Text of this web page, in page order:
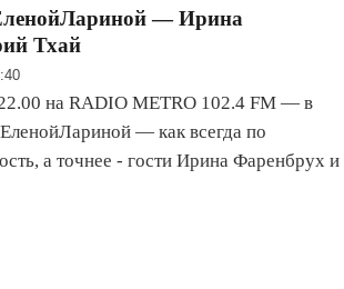
— Ирина
Тхай
на RADIO METRO 102.4 FM — в
— как всегда по
а точнее - гости Ирина Фаренбрух и